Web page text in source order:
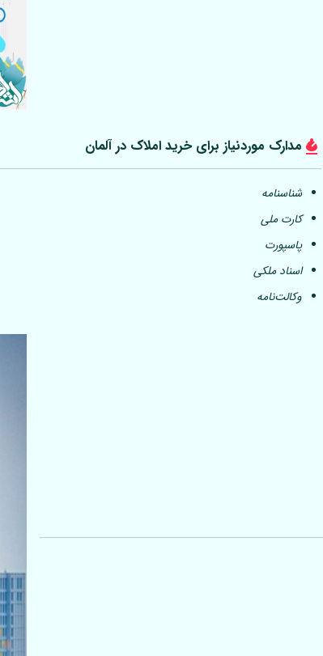
مدارک موردنیاز برای خرید املاک درآلمان
شناسنامه
کارت ملی
پاسپورت
اسناد ملکی
وکالت‌نامه